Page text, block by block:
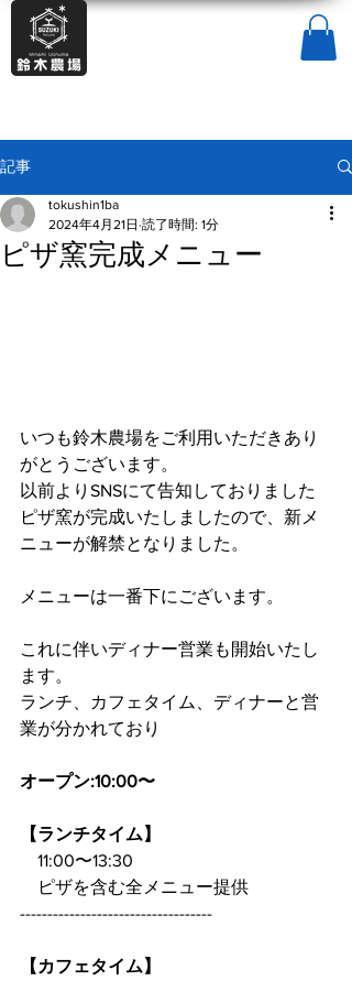
記事
ピザ窯完成メニュー
tokushin1ba
2024年4月21日 読了時間: 1分
いつも鈴木農場をご利用いただきあり
がとうございます。
以前よりSNSにて告知しておりました
ピザ窯が完成いたしましたので、新メ
ニューが解禁となりました。
メニューは一番下にございます。
これに伴いディナー営業も開始いたし
ます。
ランチ、カフェタイム、ディナーと営
業が分かれており
オープン:10:00〜
【ランチタイム】
11:00〜13:30
ピザを含む全メニュー提供
-----------------------------------
【カフェタイム】